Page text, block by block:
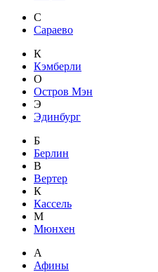
С
Сараево
К
Кэмберли
О
Остров Мэн
Э
Эдинбург
Б
Берлин
В
Вертер
К
Кассель
М
Мюнхен
А
Афины